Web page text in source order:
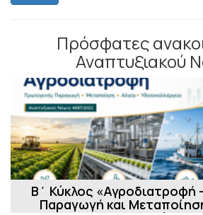
Πρόσφατες
Αναπτυξιακού
Β΄ Κύκλος «Αγροδιατροφή
Παραγωγή και